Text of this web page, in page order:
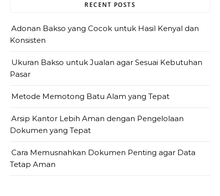
RECENT POSTS
Adonan Bakso yang Cocok untuk Hasil Kenyal dan
Konsisten
Ukuran Bakso untuk Jualan agar Sesuai Kebutuhan
Pasar
Metode Memotong Batu Alam yang Tepat
Arsip Kantor Lebih Aman dengan Pengelolaan
Dokumen yang Tepat
Cara Memusnahkan Dokumen Penting agar Data
Tetap Aman